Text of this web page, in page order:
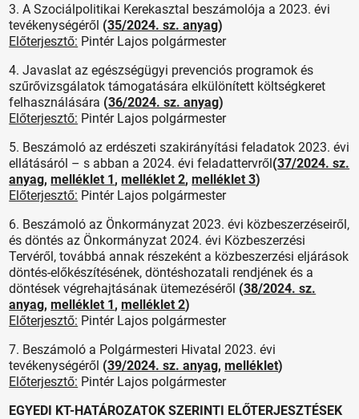
3. A Szociálpolitikai Kerekasztal beszámolója a 2023. évi
tevékenységéről (35/2024. sz. anyag)
Előterjesztő: Pintér Lajos polgármester
4. Javaslat az egészségügyi prevenciós programok és
szűrővizsgálatok támogatására elkülönített költségkeret
felhasználására (36/2024. sz. anyag)
Előterjesztő: Pintér Lajos polgármester
5. Beszámoló az erdészeti szakirányítási feladatok 2023. évi
ellátásáról – s abban a 2024. évi feladattervről(37/2024. sz.
anyag,melléklet 1,melléklet 2,melléklet 3)
Előterjesztő: Pintér Lajos polgármester
6. Beszámoló az Önkormányzat 2023. évi közbeszerzéseiről,
és döntés az Önkormányzat 2024. évi Közbeszerzési
Tervéről, továbbá annak részeként a közbeszerzési eljárások
döntés-előkészítésének, döntéshozatali rendjének és a
döntések végrehajtásának ütemezéséről (38/2024. sz.
anyag,melléklet 1,melléklet 2)
Előterjesztő: Pintér Lajos polgármester
7. Beszámoló a Polgármesteri Hivatal 2023. évi
tevékenységéről (39/2024. sz. anyag,melléklet)
Előterjesztő: Pintér Lajos polgármester
EGYEDI KT-HATÁROZATOK SZERINTI ELŐTERJESZTÉSEK